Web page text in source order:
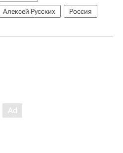
Алексей Русских
Россия